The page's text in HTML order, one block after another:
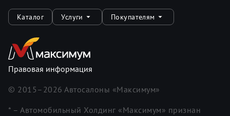
Каталог Услуги Покупателям
Правовая информация
© 2015– 2026 Автосалоны «Максимум»
* – Автомобильный Холдинг «Максимум» признан